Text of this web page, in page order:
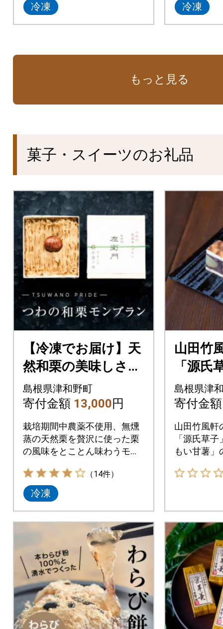
冷凍 冷凍
もっと見る
菓子・スイーツのお礼品
【冷凍でお届け】天
然和栗の美味しさ際
立つ「つわの特栗モ
ンブラン」
島根県津和野町
寄付金額 13,000円
栽培期間中農薬不使用、無燻
蒸の天然栗を贅沢に使った栗
の風味をとことん味わうモン
（14件）
冷凍
山田竹
「源氏
門」「
の詰め
島根県津
寄付金
山田竹風軒
「源氏草
もい甘薯」